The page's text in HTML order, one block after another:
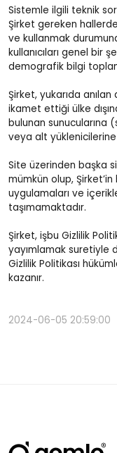
Sistemle ilgili teknik
Şirket gereken
ve kullanmak
kullanıcıları genel bir
demografik bilgi
Şirket, yukarıda anılan
ikamet ettiği ülke
bulunan sunucularına
veya alt
Site üzerinden başka
mümkün olup,
uygulamaları ve
taşımamaktadır.
Şirket, işbu Gizlilik
yayımlamak suretiyle
Gizlilik Politikası
kazanır.
2024-06-05 20:59:00